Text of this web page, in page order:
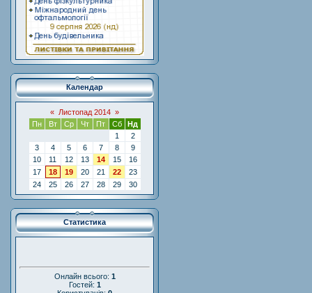
Календар
« Листопад 2014 »
Пн
Вт Ср Чт Пт Сб
Нд
1
2
3
4 5 6 7 8
9
10
11 12 13 14 15
16
17
18 19 20 21 22
23
24
25 26 27 28 29 30
Статистика
Онлайн всього: 1
Гостей: 1